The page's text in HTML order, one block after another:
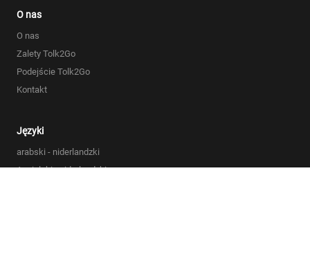
O nas
O nas
Zalety Tolk2Go
Podejście Tolk2Go
Kontakt
Języki
arabski - niderlandzki
Angielski - niderlandzki